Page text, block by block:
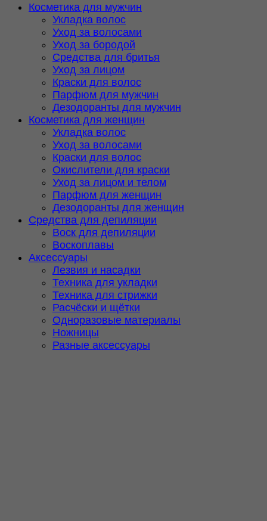
Косметика для мужчин
Укладка волос
Уход за волосами
Уход за бородой
Средства для бритья
Уход за лицом
Краски для волос
Парфюм для мужчин
Дезодоранты для мужчин
Косметика для женщин
Укладка волос
Уход за волосами
Краски для волос
Окислители для краски
Уход за лицом и телом
Парфюм для женщин
Дезодоранты для женщин
Средства для депиляции
Воск для депиляции
Воскоплавы
Аксессуары
Лезвия и насадки
Техника для укладки
Техника для стрижки
Расчёски и щётки
Одноразовые материалы
Ножницы
Разные аксессуары